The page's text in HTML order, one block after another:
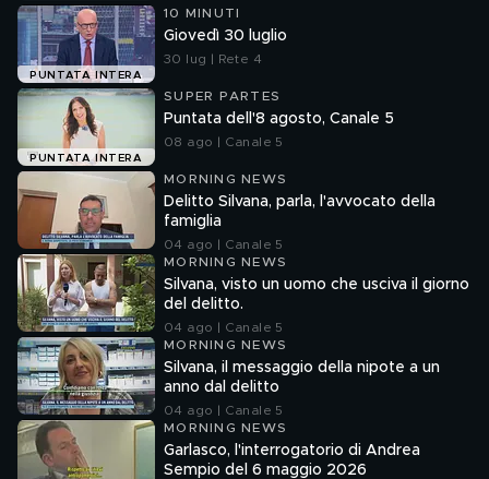
PUNTATA INTERA
10 MINUTI
Giovedì 30 luglio
30 lug | Rete 4
PUNTATA INTERA
SUPER PARTES
Puntata dell'8 agosto, Canale 5
08 ago | Canale 5
MORNING NEWS
Delitto Silvana, parla, l'avvocato della
famiglia
04 ago | Canale 5
MORNING NEWS
Silvana, visto un uomo che usciva il giorno
del delitto.
04 ago | Canale 5
MORNING NEWS
Silvana, il messaggio della nipote a un
anno dal delitto
04 ago | Canale 5
MORNING NEWS
Garlasco, l'interrogatorio di Andrea
Sempio del 6 maggio 2026